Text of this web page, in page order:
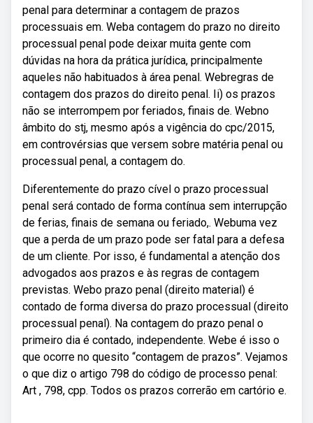
penal para determinar a contagem de prazos
processuais em. Weba contagem do prazo no direito
processual penal pode deixar muita gente com
dúvidas na hora da prática jurídica, principalmente
aqueles não habituados à área penal. Webregras de
contagem dos prazos do direito penal. Ii) os prazos
não se interrompem por feriados, finais de. Webno
âmbito do stj, mesmo após a vigência do cpc/2015,
em controvérsias que versem sobre matéria penal ou
processual penal, a contagem do.
Diferentemente do prazo cível o prazo processual
penal será contado de forma contínua sem interrupção
de ferias, finais de semana ou feriado,. Webuma vez
que a perda de um prazo pode ser fatal para a defesa
de um cliente. Por isso, é fundamental a atenção dos
advogados aos prazos e às regras de contagem
previstas. Webo prazo penal (direito material) é
contado de forma diversa do prazo processual (direito
processual penal). Na contagem do prazo penal o
primeiro dia é contado, independente. Webe é isso o
que ocorre no quesito “contagem de prazos”. Vejamos
o que diz o artigo 798 do código de processo penal:
Art , 798, cpp. Todos os prazos correrão em cartório e.